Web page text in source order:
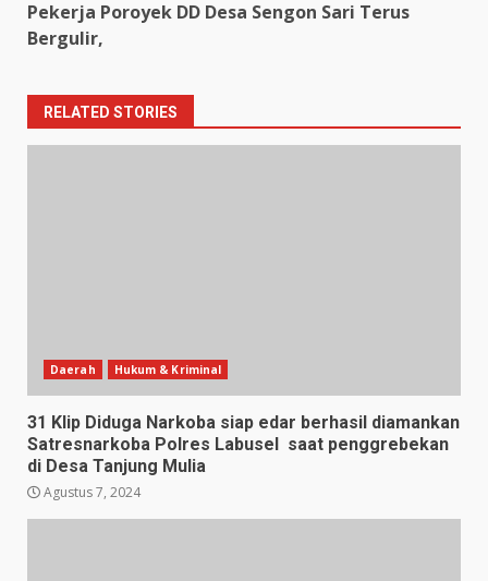
Pekerja Poroyek DD Desa Sengon Sari Terus
Bergulir,
RELATED STORIES
Daerah Hukum & Kriminal
31 Klip Diduga Narkoba siap edar berhasil diamankan
Satresnarkoba Polres Labusel saat penggrebekan
di Desa Tanjung Mulia
Agustus 7, 2024